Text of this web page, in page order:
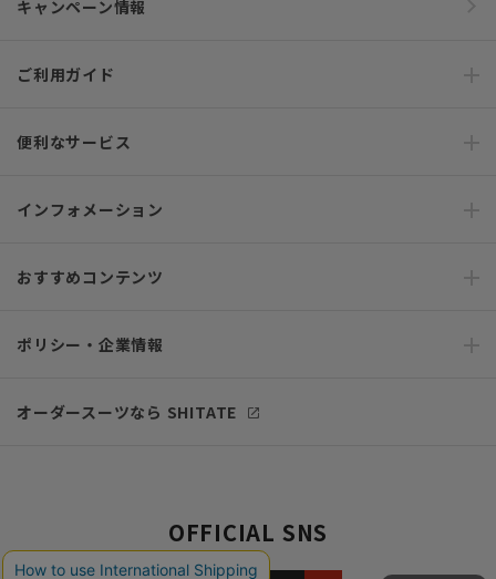
キャンペーン情報
ご利用ガイド
便利なサービス
インフォメーション
おすすめコンテンツ
ポリシー・企業情報
オーダースーツなら SHITATE
OFFICIAL SNS